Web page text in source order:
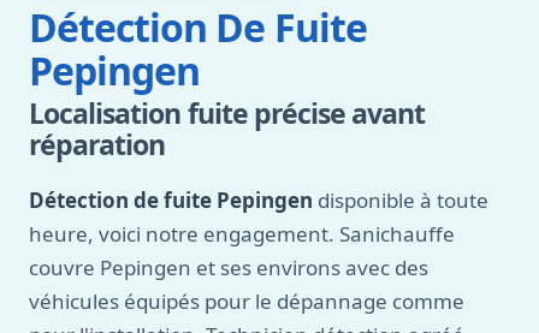
Détection De Fuite
Pepingen
Localisation fuite précise avant
réparation
Détection de fuite Pepingen disponible à toute
heure, voici notre engagement. Sanichauffe
couvre Pepingen et ses environs avec des
véhicules équipés pour le dépannage comme